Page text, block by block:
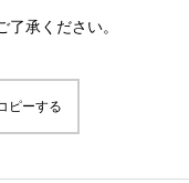
承ください。
ピーする